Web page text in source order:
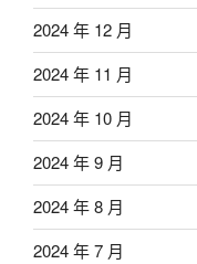
2024 年 12 月
2024 年 11 月
2024 年 10 月
2024 年 9 月
2024 年 8 月
2024 年 7 月